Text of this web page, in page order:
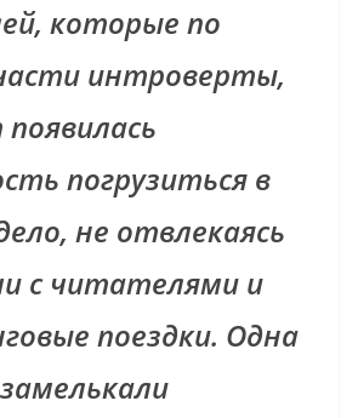
которые по
интроверты,
погрузиться в
не отвлекаясь
с читателями и
поездки. Одна